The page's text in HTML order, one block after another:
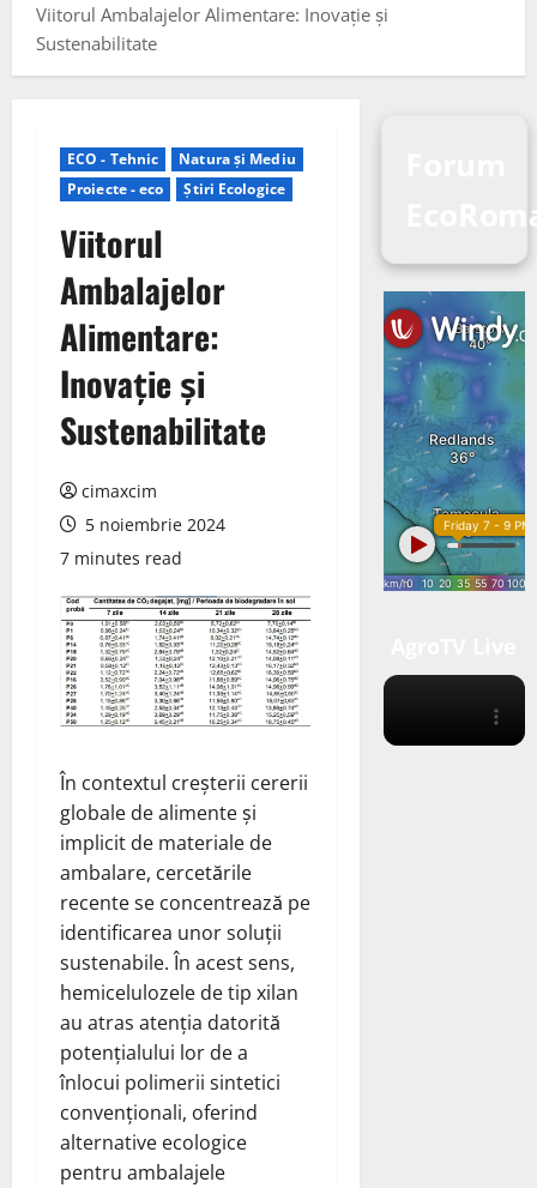
Viitorul Ambalajelor Alimentare: Inovație și
Sustenabilitate
ECO - Tehnic
Natura și Mediu
Proiecte - eco
Știri Ecologice
Viitorul
Ambalajelor
Alimentare:
Inovație și
Sustenabilitate
cimaxcim
5 noiembrie 2024
7 minutes read
În contextul creșterii cererii
globale de alimente și
implicit de materiale de
ambalare, cercetările
recente se concentrează pe
identificarea unor soluții
sustenabile. În acest sens,
hemicelulozele de tip xilan
au atras atenția datorită
potențialului lor de a
înlocui polimerii sintetici
convenționali, oferind
alternative ecologice
pentru ambalajele